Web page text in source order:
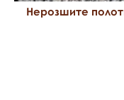
Нерозшите